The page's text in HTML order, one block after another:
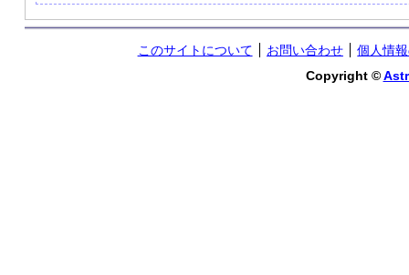
このサイトについて お問い合わせ
個人情
Copyright ©